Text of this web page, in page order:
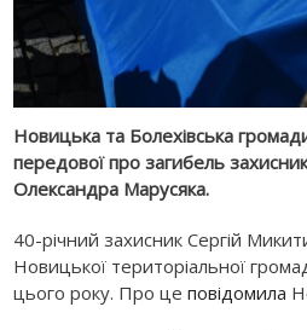
Новицька та Болехівська
передової про загибель
Олександра Марусяка.
40-річний захисник Сергій
Новицької територіальної
цього року. Про цеповідомила